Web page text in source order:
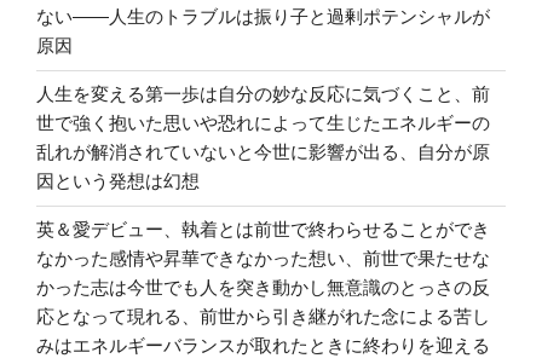
ない――人生のトラブルは振り子と過剰ポテンシャルが
原因
人生を変える第一歩は自分の妙な反応に気づくこと、前
世で強く抱いた思いや恐れによって生じたエネルギーの
乱れが解消されていないと今世に影響が出る、自分が原
因という発想は幻想
英＆愛デビュー、執着とは前世で終わらせることができ
なかった感情や昇華できなかった想い、前世で果たせな
かった志は今世でも人を突き動かし無意識のとっさの反
応となって現れる、前世から引き継がれた念による苦し
みはエネルギーバランスが取れたときに終わりを迎える